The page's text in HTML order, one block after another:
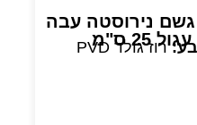
נירוסטה עבה
עגול 25 ס"מרוז גולד PVD